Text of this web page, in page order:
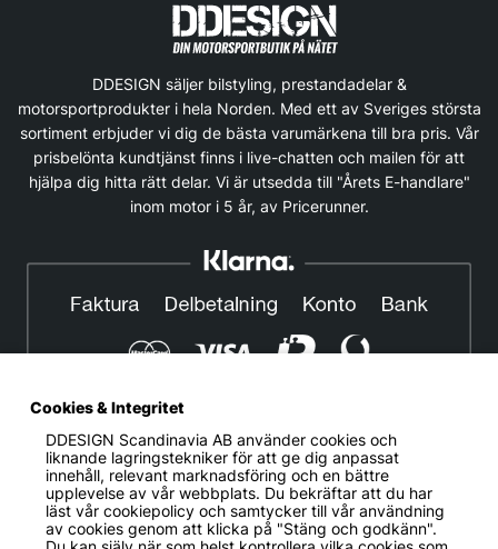
DDESIGN säljer bilstyling, prestandadelar &
motorsportprodukter i hela Norden. Med ett av Sveriges största
sortiment erbjuder vi dig de bästa varumärkena till bra pris. Vår
prisbelönta kundtjänst finns i live-chatten och mailen för att
hjälpa dig hitta rätt delar. Vi är utsedda till "Årets E-handlare"
inom motor i 5 år, av Pricerunner.
© DDESIGN. Alla rättigheter reserverade.
Om oss|Privacy policy|Cookiepolicy|Köp- och
leveransvillkor
Telefonnummer: 019-507 40 01
Cookies & Integritet
DDESIGN Scandinavia ABanvänder cookies och
liknande lagringstekniker för att ge dig anpassat
innehåll, relevant marknadsföring och en bättre
upplevelse av vår webbplats. Du bekräftar att du har
läst vår cookiepolicy och samtycker till vår användning
av cookies genom att klicka på "Stäng och godkänn".